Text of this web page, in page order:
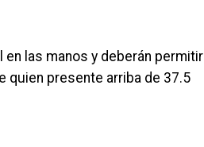
las manos y deberán permitir
quien presente arriba de 37.5